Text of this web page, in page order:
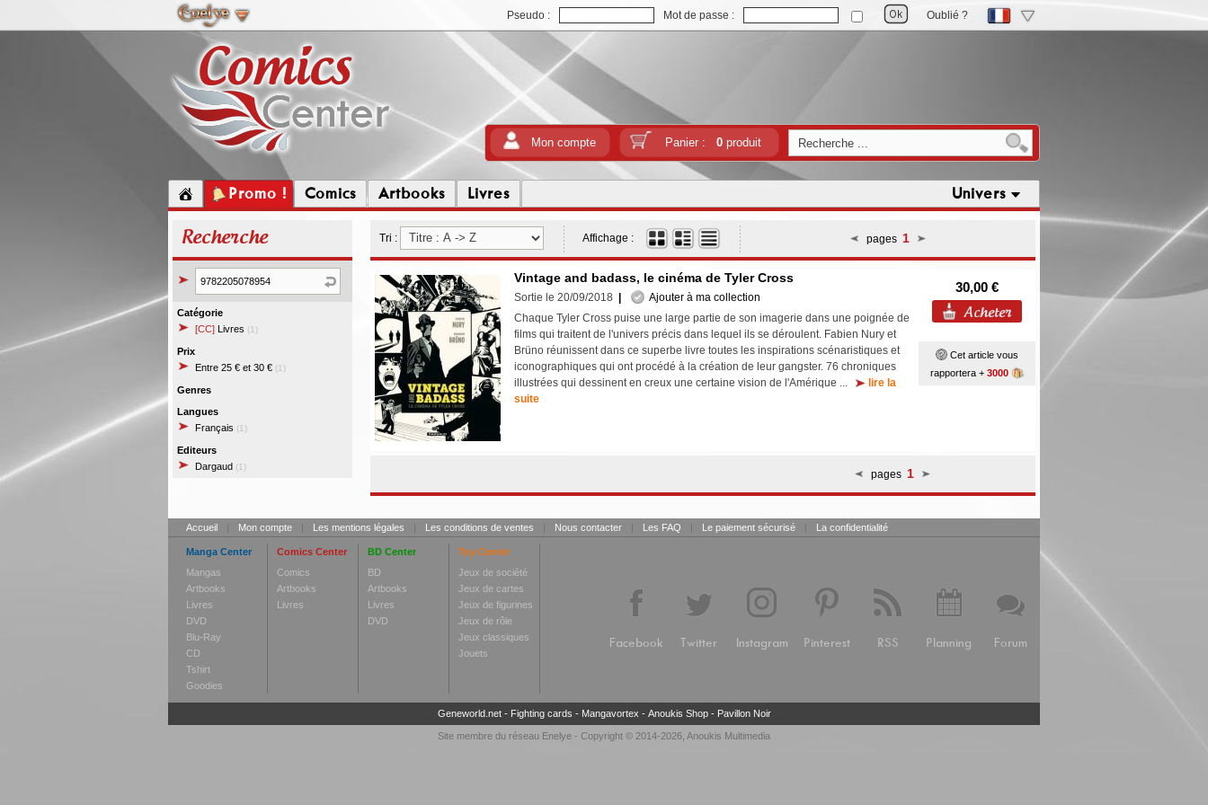
Pseudo : Mot de passe : Oublié ?
Mon compte Panier : 0produit
Promo ! Comics Artbooks Livres Univers
Recherche
Catégorie
[CC] Livres (1)
Prix
Entre 25 € et 30 € (1)
Genres
Langues
Français (1)
Editeurs
Dargaud (1)
Tri : Affichage : pages 1
Vintage and badass, le cinéma de Tyler Cross
Sortie le 20/09/2018
Ajouter à ma collection
Chaque Tyler Cross puise une large partie de son imagerie dans une poignée de
films qui traitent de l'univers précis dans lequel ils se déroulent. Fabien Nury et
Brüno réunissent dans ce superbe livre toutes les inspirations scénaristiques et
iconographiques qui ont procédé à la création de leur gangster. 76 chroniques
illustrées qui dessinent en creux une certaine vision de l'Amérique ...
lire la
suite
30,00 €
Cet article vous
rapportera + 3000
pages 1
Accueil | Mon compte | Les mentions légales | Les conditions de ventes | Nous contacter | Les FAQ | Le paiement sécurisé | La confidentialité
Manga Center
Mangas
Artbooks
Livres
DVD
Blu-Ray
CD
Tshirt
Goodies
Comics Center
Comics
Artbooks
Livres
BD Center
BD
Artbooks
Livres
DVD
Toy Center
Jeux de société
Jeux de cartes
Jeux de figurines
Jeux de rôle
Jeux classiques
Jouets
Facebook Twitter Instagram Pinterest RSS Planning Forum
Geneworld.net- Fighting cards - Mangavortex - Anoukis Shop- Pavillon Noir
Site membre du réseau Enelye - Copyright © 2014-2026, Anoukis Multimedia